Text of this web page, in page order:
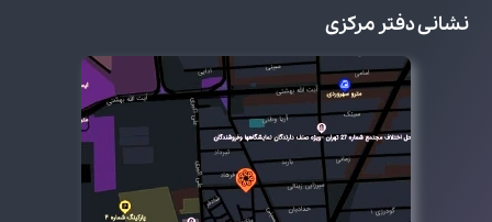
نشانی دفتر مرکزی